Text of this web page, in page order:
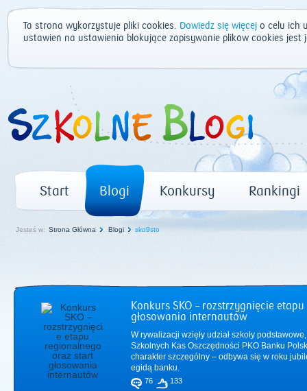
Ta strona wykorzystuje pliki cookies. Dowiedz się więcej o celu ich
ustawień na ustawienia blokujące zapisywanie plików cookies
Start Blogi Konkursy Rankingi
Jesteś w: Strona Główna Blogi sko9sto
Konkurs SKO – rozstrzygnięcie
głosowania internautów
W rywalizacji wzięły udział szkoły
Szkolnych Kas Oszczędności PKO Banku
charakter szczególny – odbywa się w roku
egidą banku.
76 133